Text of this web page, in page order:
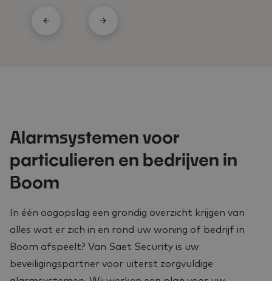
Alarmsystemen voor
particulieren en bedrijven in
Boom
In één oogopslag een grondig overzicht krijgen van
alles wat er zich in en rond uw woning of bedrijf in
Boom afspeelt? Van Saet Security is uw
beveiligingspartner voor uiterst zorgvuldige